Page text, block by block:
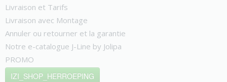
Livraison et Tarifs
Livraison avec Montage
Annuler ou retourner et la garantie
Notre e-catalogue J-Line by Jolipa
PROMO
IZI_SHOP_HERROEPING